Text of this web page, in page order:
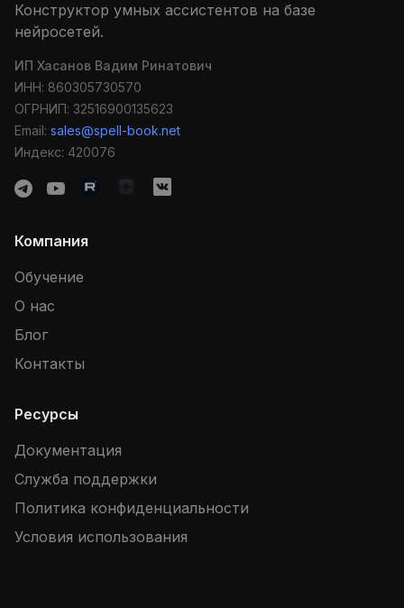
Конструктор умных ассистентов на базе
нейросетей.
ИП Хасанов Вадим Ринатович
ИНН: 860305730570
ОГРНИП: 32516900135623
Email: sales@spell-book.net
Индекс: 420076
Компания
Обучение
О нас
Блог
Контакты
Ресурсы
Документация
Служба поддержки
Политика конфиденциальности
Условия использования